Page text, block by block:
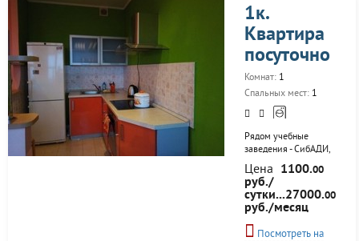
Командировочным
отчетные документы.
Собственник. Без
посредников.
Возможна сдача по
часам. В шаговой
доступности Евромед,
Зеленый остров,
Омская областная
клиническая...
1к.
Квартира
посуточно
Комнат: 1
Спальных мест: 1
Рядом учебные
заведения - СибАДИ,
Медицинская
академия, ОмГТУ,
Аграрный
университет,
Педагогический
университет. В
Цена 1100.00
руб./
сутки...27000.00
руб./месяц
Посмотреть на